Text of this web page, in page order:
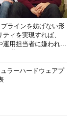
ラインを妨げない形
ィを実現すれば、
運用担当者に嫌われな
ラーハードウェアプ